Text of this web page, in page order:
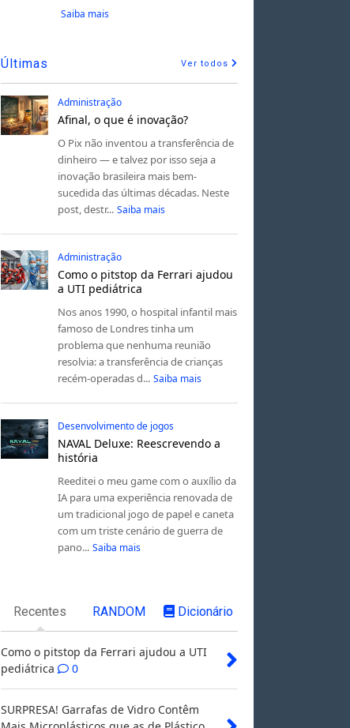
Saiba mais
Últimas Ver todos
Administração
Afinal, o que é inovação?
O Pix não inventou a transferência de
dinheiro — e talvez por isso seja a
inovação brasileira mais bem-
sucedida das últimas décadas. Neste
post, destr... Saiba mais
Administração
Como o pitstop da Ferrari ajudou
a UTI pediátrica
Nos anos 1990, o hospital infantil mais
famoso de Londres tinha um
problema que nenhuma reunião
resolvia: a transferência de crianças
recém-operadas d... Saiba mais
Desenvolvimento de jogos
NAVAL Deluxe: Reescrevendo a
história
Reeditei o meu game com o auxílio da
IA para uma experiência renovada de
um tradicional jogo de papel e caneta
com um triste cenário de guerra de
pano... Saiba mais
Recentes RANDOM Dicionário
Como o pitstop da Ferrari ajudou a UTI
pediátrica
0
SURPRESA! Garrafas de Vidro Contêm